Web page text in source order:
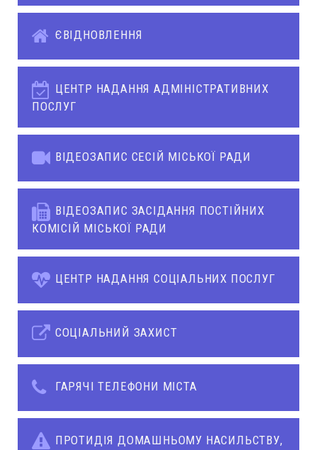
ЄВІДНОВЛЕННЯ
ЦЕНТР НАДАННЯ АДМІНІСТРАТИВНИХ
ПОСЛУГ
ВІДЕОЗАПИС СЕСІЙ МІСЬКОЇ РАДИ
ВІДЕОЗАПИС ЗАСІДАННЯ ПОСТІЙНИХ
КОМІСІЙ МІСЬКОЇ РАДИ
ЦЕНТР НАДАННЯ СОЦІАЛЬНИХ ПОСЛУГ
СОЦІАЛЬНИЙ ЗАХИСТ
ГАРЯЧІ ТЕЛЕФОНИ МІСТА
ПРОТИДІЯ ДОМАШНЬОМУ НАСИЛЬСТВУ,